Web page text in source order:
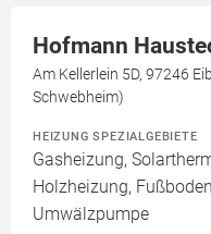
Hofmann
Am Kellerlein 5D, 97246
Schwebheim)
HEIZUNG SPEZIALGEBIETE
Gasheizung,
Holzheizung,
Umwälzpumpe